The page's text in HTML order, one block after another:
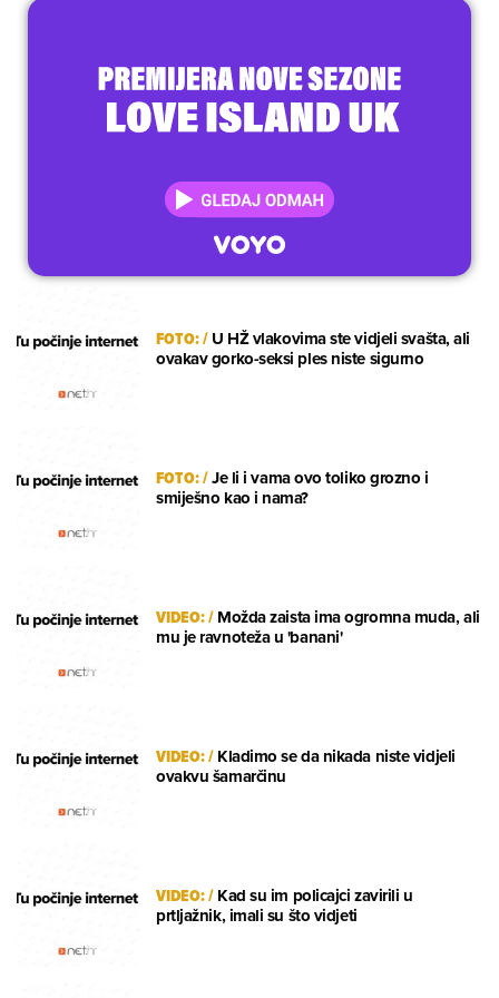
FOTO:/U HŽ vlakovima ste vidjeli svašta, ali
ovakav gorko-seksi ples niste sigurno
FOTO:/Je li i vama ovo toliko grozno i
smiješno kao i nama?
VIDEO:/Možda zaista ima ogromna muda, ali
mu je ravnoteža u 'banani'
VIDEO:/Kladimo se da nikada niste vidjeli
ovakvu šamarčinu
VIDEO:/Kad su im policajci zavirili u
prtljažnik, imali su što vidjeti